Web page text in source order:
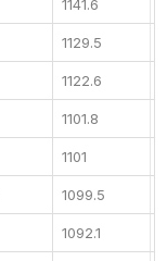
1141.6
1129.5
1122.6
1101.8
1101
1099.5
1092.1